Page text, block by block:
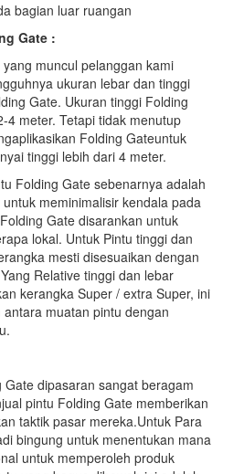
bagian luar ruangan
Gate :
muncul pelanggan kami
ukuran lebar dan tinggi
Gate. Ukuran tinggi Folding
4 meter. Tetapi tidak menutup
Folding Gateuntuk
tinggi lebih dari 4 meter.
Folding Gate sebenarnya adalah
meminimalisir kendala pada
Gate disarankan untuk
lokal. Untuk Pintu tinggi dan
mesti disesuaikan dengan
Relative tinggi dan lebar
kerangka Super / extra Super, ini
muatan pintu dengan
dipasaran sangat beragam
pintu Folding Gate memberikan
taktik pasar mereka.Untuk Para
bingung untuk menentukan mana
untuk memperoleh produk